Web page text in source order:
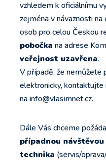
vzhledem k oficiálnímu
zejména v návaznosti
osob pro celou Českou
pobočka na adrese
veřejnost uzavřena.
V případě, že nemůžete
elektronicky,
na info@vlasimnet.cz.
Dále Vás chceme
případnou návštěvou
technika (servis/